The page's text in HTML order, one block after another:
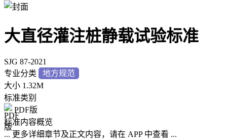
大直径灌注桩静载试验标准
SJG 87-2021
专业分类
地方规范
大小 1.32M
标准类别
PDF版
标准内容概览
... 更多详细章节及正文内容，请在 APP 中查看 ...